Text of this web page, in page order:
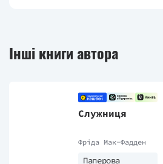
Інші книги автора
Служниця
Фріда Мак-Фадден
Паперова